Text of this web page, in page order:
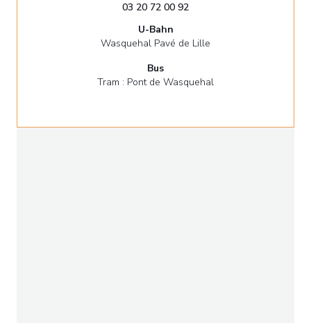
03 20 72 00 92
U-Bahn
Wasquehal Pavé de Lille
Bus
Tram : Pont de Wasquehal